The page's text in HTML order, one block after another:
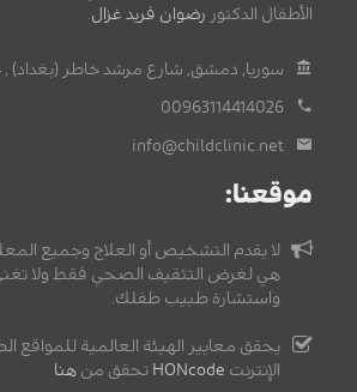
الأطفال الدكتور رضوان فريد غزال
سوريا, دمشق, شارع مرشد خاطر (بغداد) ,
00963114414026
info@childclinic.net
موقعنا:
لا يقدم التشخيص أو العلاج وجميع
هي لغرض التثقيف الصحي فقط ولا
واستشارة طبيب طفلك.
يحقق معايير الهيئة العالمية للمواقع
الإنترنت HONcode تحقق من هنا